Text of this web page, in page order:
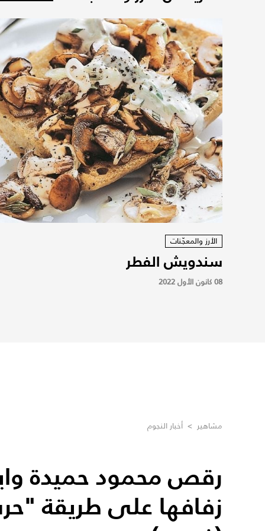
الأرز والمعجّنات
سندويش الفطر
08 كانون الأول 2022
مشاهير > أخبار النجوم
رقص محمود حميدة
زفافها على طريقة